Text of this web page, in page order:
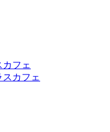
フェ
カフェ